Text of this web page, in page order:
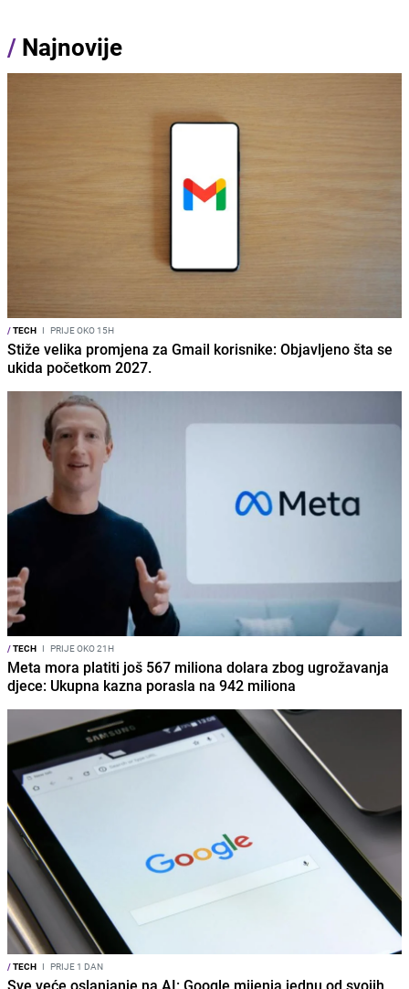
/ Najnovije
/TECH I PRIJE OKO 15H
Stiže velika promjena za Gmail korisnike: Objavljeno šta se
ukida početkom 2027.
/TECH I PRIJE OKO 21H
Meta mora platiti još 567 miliona dolara zbog ugrožavanja
djece: Ukupna kazna porasla na 942 miliona
/TECH I PRIJE 1 DAN